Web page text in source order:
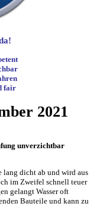
fair
2021
unverzichtbar
dicht ab und wird aus
im Zweifel schnell teuer
gelangt Wasser oft
Bauteile und kann zu